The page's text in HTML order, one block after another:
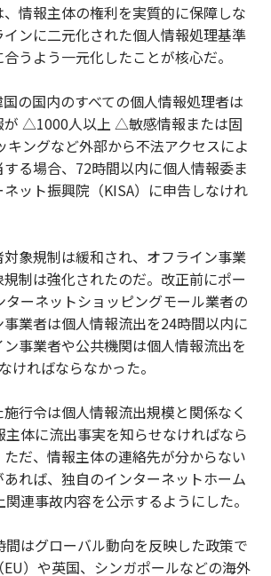
情報主体の権利を実質的に保障しな
ンに二元化された個人情報処理基準
うよう一元化したことが核心だ。
の国内のすべての個人情報処理者は
が △1000人以上 △敏感情報または固
ングなど外部から不法アクセスによ
る場合、72時間以内に個人情報委ま
ット振興院（KISA）に申告しなけれ
象規制は緩和され、オフライン事業
制は強化されたのだ。改正前にポー
ーネットショッピングモール業者の
業者は個人情報流出を24時間以内に
事業者や公共機関は個人情報流出を
ければならなかった。
行令は個人情報流出規模と関係なく
体に流出事実を知らせなければなら
だ、情報主体の連絡先が分からない
れば、独自のインターネットホーム
連事故内容を公示するようにした。
間はグローバル動向を反映した政策で
）や英国、シンガポールなどの海外